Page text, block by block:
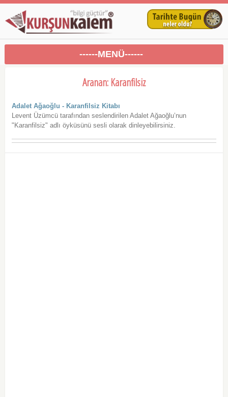
------MENÜ------
Aranan: Karanfilsiz
Adalet Ağaoğlu - Karanfilsiz Kitabı
Levent Üzümcü tarafından seslendirilen Adalet Ağaoğlu’nun
"Karanfilsiz" adlı öyküsünü sesli olarak dinleyebilirsiniz.